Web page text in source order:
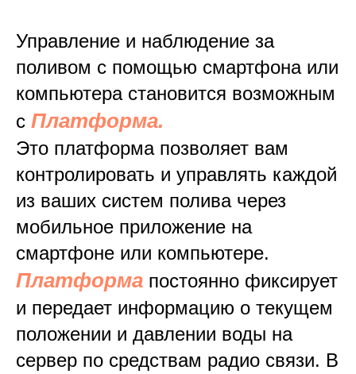
Управление и наблюдение за
поливом с помощью смартфона или
компьютера становится возможным
с Платформа.
Это платформа позволяет вам
контролировать и управлять каждой
из ваших систем полива через
мобильное приложение на
смартфоне или компьютере.
Платформа постоянно фиксирует
и передает информацию о текущем
положении и давлении воды на
сервер по средствам радио связи. В